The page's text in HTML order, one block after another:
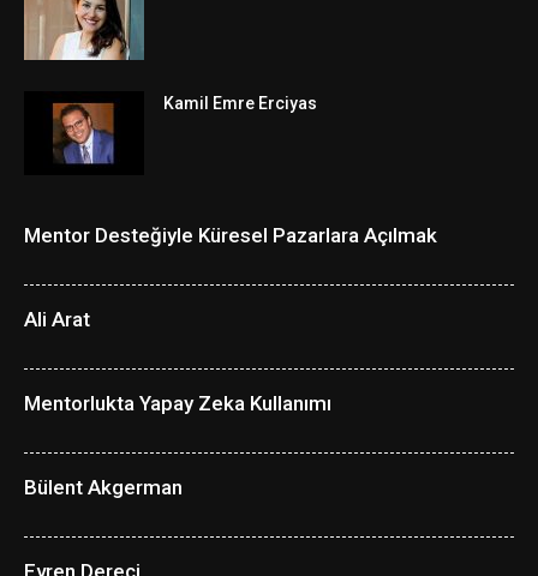
Kamil Emre Erciyas
Mentor Desteğiyle Küresel Pazarlara Açılmak
Ali Arat
Mentorlukta Yapay Zeka Kullanımı
Bülent Akgerman